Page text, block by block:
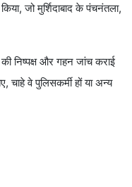
जो मुर्शिदाबाद के पंचनंतला,
निष्पक्ष और गहन जांच कराई
चाहे वे पुलिसकर्मी हों या अन्य